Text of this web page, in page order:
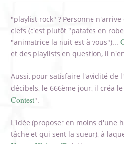
"playlist rock" ? Personne n'arrive
clefs (c'est plutôt "patates en
"animatrice la nuit est à vous")...
et des playlists en question, il
Aussi, pour satisfaire l'avidité de
décibels, le 666ème jour, il créa
Contest".
L'idée (proposer en moins d'une
tâche et qui sent la sueur), à